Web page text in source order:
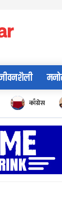
काँग्रेस